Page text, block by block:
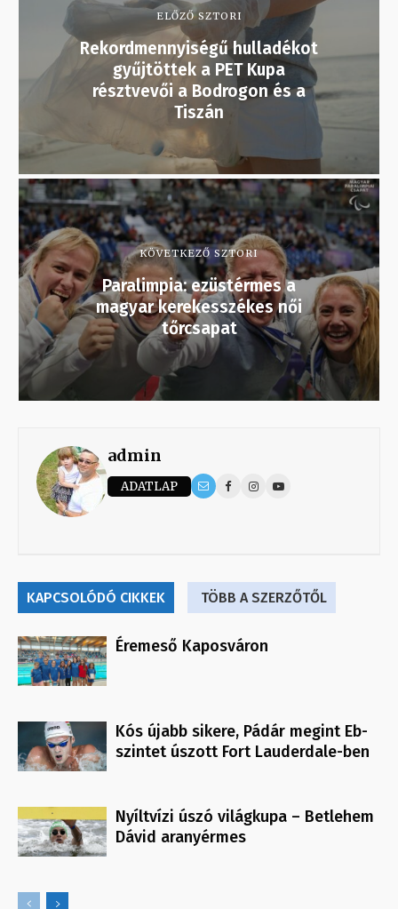
ELŐZŐ SZTORI
Rekordmennyiségű hulladékot
gyűjtöttek a PET Kupa
résztvevői a Bodrogon és a
Tiszán
KÖVETKEZŐ SZTORI
Paralimpia: ezüstérmes a
magyar kerekesszékes női
tőrcsapat
admin
ADATLAP
KAPCSOLÓDÓ CIKKEK TÖBB A SZERZŐTŐL
Éremeső Kaposváron
Kós újabb sikere, Pádár megint Eb-
szintet úszott Fort Lauderdale-ben
Nyíltvízi úszó világkupa – Betlehem
Dávid aranyérmes